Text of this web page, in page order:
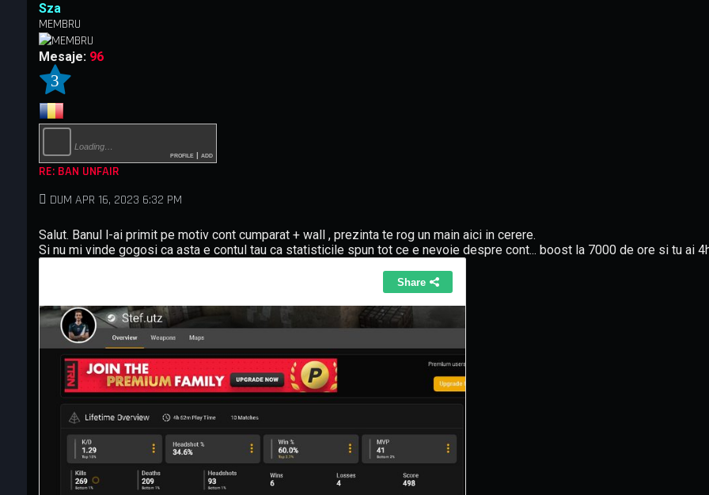
Sza
MEMBRU
Mesaje: 96
3
Loading…
profile| add
RE: BAN UNFAIR
DUM APR 16, 2023 6:32 PM
Salut. Banul l-ai primit pe motiv cont cumparat + wall , prezinta te rog un main aici in cerere.
Si nu mi vinde gogosi ca asta e contul tau ca statisticile spun tot ce e nevoie despre cont... boost la 7000 de ore si tu ai